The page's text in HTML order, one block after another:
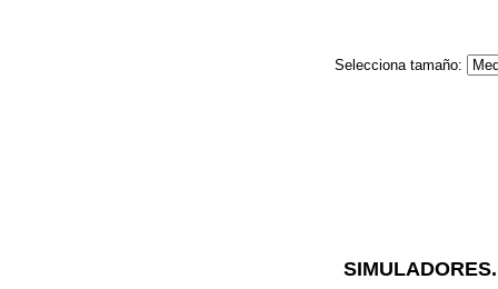
Selecciona tamaño: